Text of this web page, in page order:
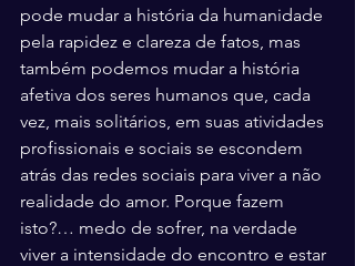
pode mudar a história da humanidade
pela rapidez e clareza de fatos, mas
também podemos mudar a história
afetiva dos seres humanos que, cada
vez, mais solitários, em suas atividades
profissionais e sociais se escondem
atrás das redes sociais para viver a não
realidade do amor. Porque fazem
isto?… medo de sofrer, na verdade
viver a intensidade do encontro e estar